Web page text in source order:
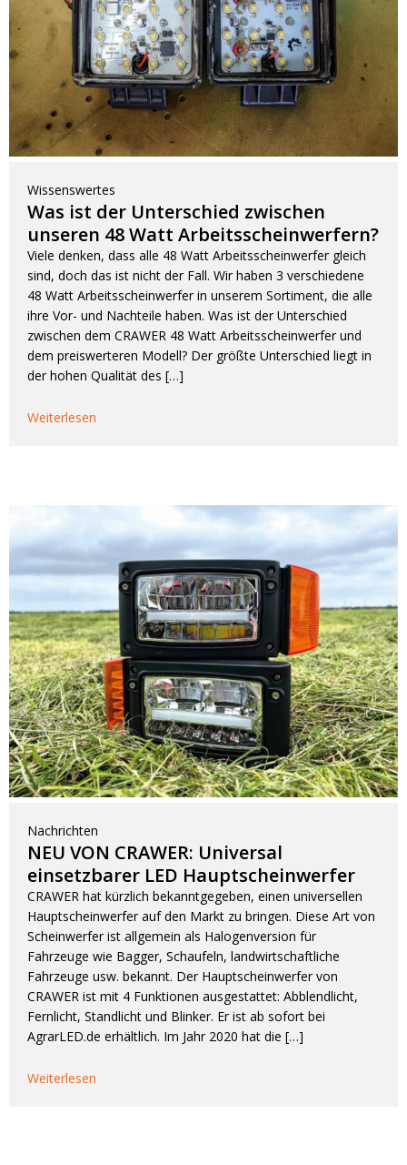
Wissenswertes
Was ist der Unterschied zwischen
unseren 48 Watt Arbeitsscheinwerfern?
Viele denken, dass alle 48 Watt Arbeitsscheinwerfer gleich
sind, doch das ist nicht der Fall. Wir haben 3 verschiedene
48 Watt Arbeitsscheinwerfer in unserem Sortiment, die alle
ihre Vor- und Nachteile haben. Was ist der Unterschied
zwischen dem CRAWER 48 Watt Arbeitsscheinwerfer und
dem preiswerteren Modell? Der größte Unterschied liegt in
der hohen Qualität des […]
Weiterlesen
Nachrichten
NEU VON CRAWER: Universal
einsetzbarer LED Hauptscheinwerfer
CRAWER hat kürzlich bekanntgegeben, einen universellen
Hauptscheinwerfer auf den Markt zu bringen. Diese Art von
Scheinwerfer ist allgemein als Halogenversion für
Fahrzeuge wie Bagger, Schaufeln, landwirtschaftliche
Fahrzeuge usw. bekannt. Der Hauptscheinwerfer von
CRAWER ist mit 4 Funktionen ausgestattet: Abblendlicht,
Fernlicht, Standlicht und Blinker. Er ist ab sofort bei
AgrarLED.de erhältlich. Im Jahr 2020 hat die […]
Weiterlesen